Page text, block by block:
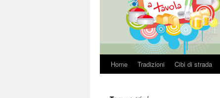
VaiHome Tradizioni Cibi di strada